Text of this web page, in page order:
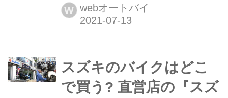
したり愛車のメンテナンスをしてもら
えるお店はたくさんありますが、スズ
ワールド」もひとつの選択肢。そのお
店はどこにある?
W webオートバイ
スズキのバイクはどこ
で買う? 直営店の『スズ